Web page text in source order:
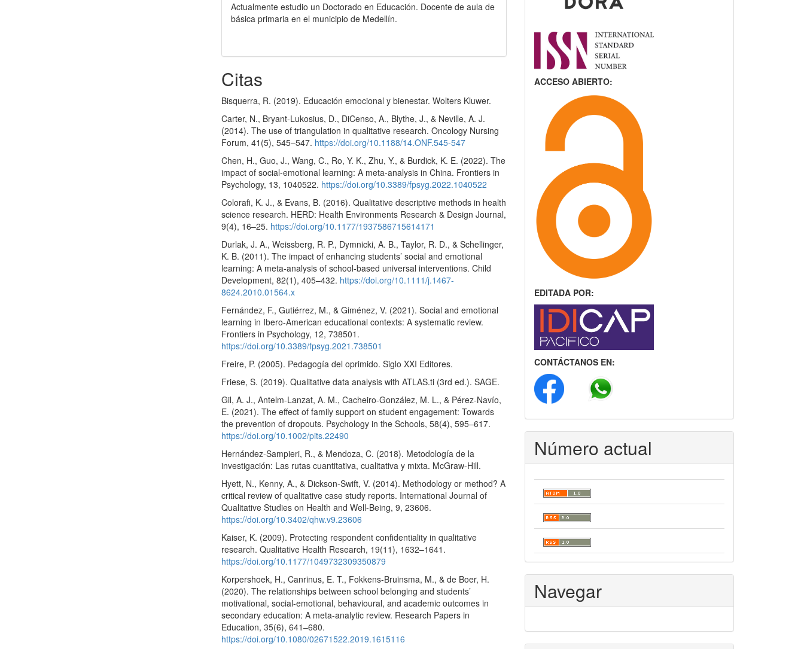
Actualmente estudio un Doctorado en Educación. Docente de aula de
básica primaria en el municipio de Medellín.
Citas
Bisquerra, R. (2019). Educación emocional y bienestar. Wolters Kluwer.
Carter, N., Bryant-Lukosius, D., DiCenso, A., Blythe, J., & Neville, A. J.
(2014). The use of triangulation in qualitative research. Oncology Nursing
Forum, 41(5), 545–547. https://doi.org/10.1188/14.ONF.545-547
Chen, H., Guo, J., Wang, C., Ro, Y. K., Zhu, Y., & Burdick, K. E. (2022). The
impact of social-emotional learning: A meta-analysis in China. Frontiers in
Psychology, 13, 1040522. https://doi.org/10.3389/fpsyg.2022.1040522
Colorafi, K. J., & Evans, B. (2016). Qualitative descriptive methods in health
science research. HERD: Health Environments Research & Design Journal,
9(4), 16–25. https://doi.org/10.1177/1937586715614171
Durlak, J. A., Weissberg, R. P., Dymnicki, A. B., Taylor, R. D., & Schellinger,
K. B. (2011). The impact of enhancing students’ social and emotional
learning: A meta-analysis of school-based universal interventions. Child
Development, 82(1), 405–432. https://doi.org/10.1111/j.1467-
8624.2010.01564.x
Fernández, F., Gutiérrez, M., & Giménez, V. (2021). Social and emotional
learning in Ibero-American educational contexts: A systematic review.
Frontiers in Psychology, 12, 738501.
https://doi.org/10.3389/fpsyg.2021.738501
Freire, P. (2005). Pedagogía del oprimido. Siglo XXI Editores.
Friese, S. (2019). Qualitative data analysis with ATLAS.ti (3rd ed.). SAGE.
Gil, A. J., Antelm-Lanzat, A. M., Cacheiro-González, M. L., & Pérez-Navío,
E. (2021). The effect of family support on student engagement: Towards
the prevention of dropouts. Psychology in the Schools, 58(4), 595–617.
https://doi.org/10.1002/pits.22490
Hernández-Sampieri, R., & Mendoza, C. (2018). Metodología de la
investigación: Las rutas cuantitativa, cualitativa y mixta. McGraw-Hill.
Hyett, N., Kenny, A., & Dickson-Swift, V. (2014). Methodology or method? A
critical review of qualitative case study reports. International Journal of
Qualitative Studies on Health and Well-Being, 9, 23606.
https://doi.org/10.3402/qhw.v9.23606
Kaiser, K. (2009). Protecting respondent confidentiality in qualitative
research. Qualitative Health Research, 19(11), 1632–1641.
https://doi.org/10.1177/1049732309350879
Korpershoek, H., Canrinus, E. T., Fokkens-Bruinsma, M., & de Boer, H.
(2020). The relationships between school belonging and students’
motivational, social-emotional, behavioural, and academic outcomes in
secondary education: A meta-analytic review. Research Papers in
Education, 35(6), 641–680.
https://doi.org/10.1080/02671522.2019.1615116
ACCESO ABIERTO:
EDITADA POR:
CONTÁCTANOS EN:
Número actual
Navegar